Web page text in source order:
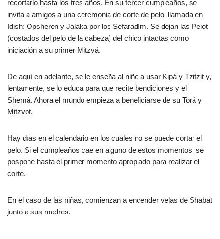
recortarlo hasta los tres años. En su tercer cumpleaños, se
invita a amigos a una ceremonia de corte de pelo, llamada en
Idish: Opsheren y Jalaka por los Sefaradím. Se dejan las Peiot
(costados del pelo de la cabeza) del chico intactas como
iniciación a su primer Mitzvá.
De aquí en adelante, se le enseña al niño a usar Kipá y Tzitzit y,
lentamente, se lo educa para que recite bendiciones y el
Shemá. Ahora el mundo empieza a beneficiarse de su Torá y
Mitzvot.
Hay días en el calendario en los cuales no se puede cortar el
pelo. Si el cumpleaños cae en alguno de estos momentos, se
pospone hasta el primer momento apropiado para realizar el
corte.
En el caso de las niñas, comienzan a encender velas de Shabat
junto a sus madres.